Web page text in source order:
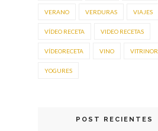
VERANO VERDURAS VIAJES
VÍDEO RECETA VIDEO RECETAS
VÍDEORECETA VINO VITRINOR
YOGURES
POST RECIENTES